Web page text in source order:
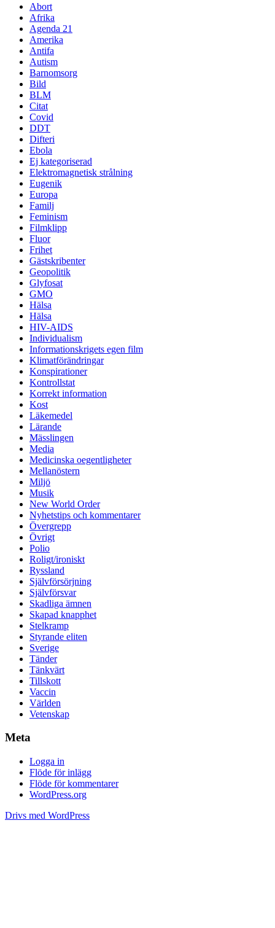
Abort
Afrika
Agenda 21
Amerika
Antifa
Autism
Barnomsorg
Bild
BLM
Citat
Covid
DDT
Difteri
Ebola
Ej kategoriserad
Elektromagnetisk strålning
Eugenik
Europa
Familj
Feminism
Filmklipp
Fluor
Frihet
Gästskribenter
Geopolitik
Glyfosat
GMO
Hälsa
Hälsa
HIV-AIDS
Individualism
Informationskrigets egen film
Klimatförändringar
Konspirationer
Kontrollstat
Korrekt information
Kost
Läkemedel
Lärande
Mässlingen
Media
Medicinska oegentligheter
Mellanöstern
Miljö
Musik
New World Order
Nyhetstips och kommentarer
Övergrepp
Övrigt
Polio
Roligt/ironiskt
Ryssland
Självförsörjning
Självförsvar
Skadliga ämnen
Skapad knapphet
Stelkramp
Styrande eliten
Sverige
Tänder
Tänkvärt
Tillskott
Vaccin
Världen
Vetenskap
Meta
Logga in
Flöde för inlägg
Flöde för kommentarer
WordPress.org
Drivs med WordPress